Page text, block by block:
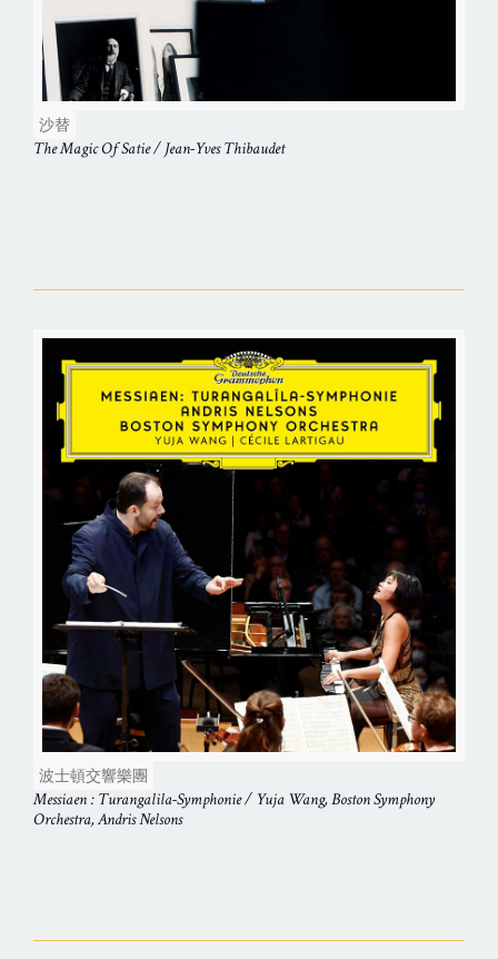
沙替
The Magic Of Satie / Jean-Yves Thibaudet
波士頓交響樂團
Messiaen : Turangalila-Symphonie / Yuja Wang, Boston Symphony
Orchestra, Andris Nelsons